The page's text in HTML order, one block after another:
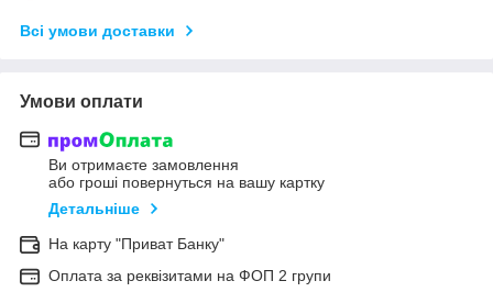
Всі умови доставки
Умови оплати
Ви отримаєте замовлення
або гроші повернуться на вашу картку
Детальніше
На карту "Приват Банку"
Оплата за реквізитами на ФОП 2 групи